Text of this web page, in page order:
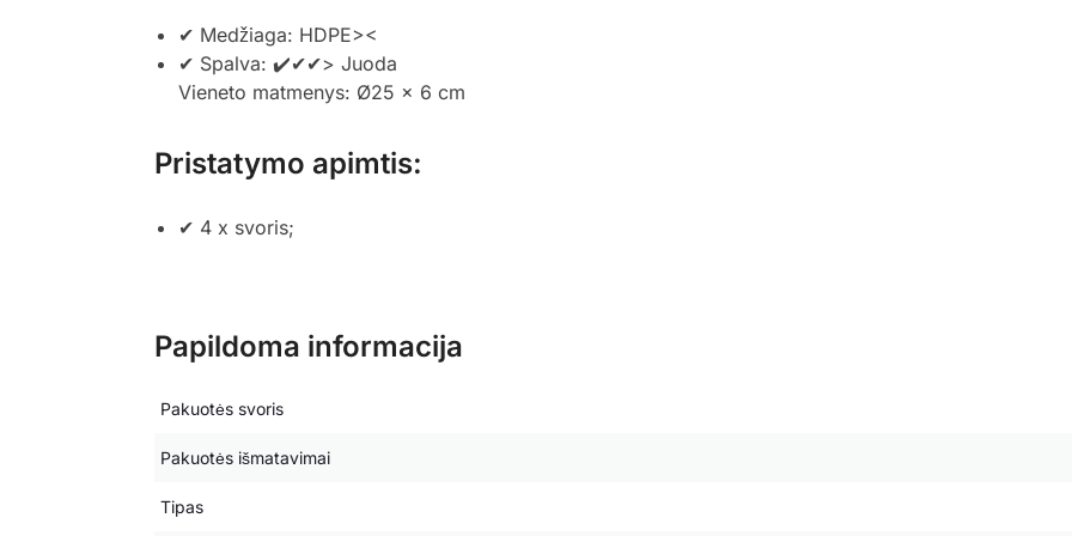
✔ Medžiaga: HDPE><
✔ Spalva: ✔️✔✔> Juoda
Vieneto matmenys: Ø25 x 6 cm
Pristatymo apimtis:
✔ 4 x svoris;
Papildoma informacija
Pakuotės svoris
Pakuotės išmatavimai
Tipas